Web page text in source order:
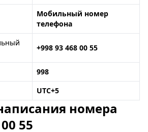
Мобильный номер
телефона
+998 93 468 00 55
998
UTC+5
номера
55